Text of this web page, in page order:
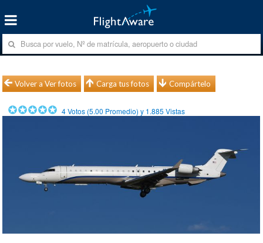
Volver a Ver fotos Carga tus fotos Compártelo
4Votos (5.00 Promedio) y 1.885 Vistas